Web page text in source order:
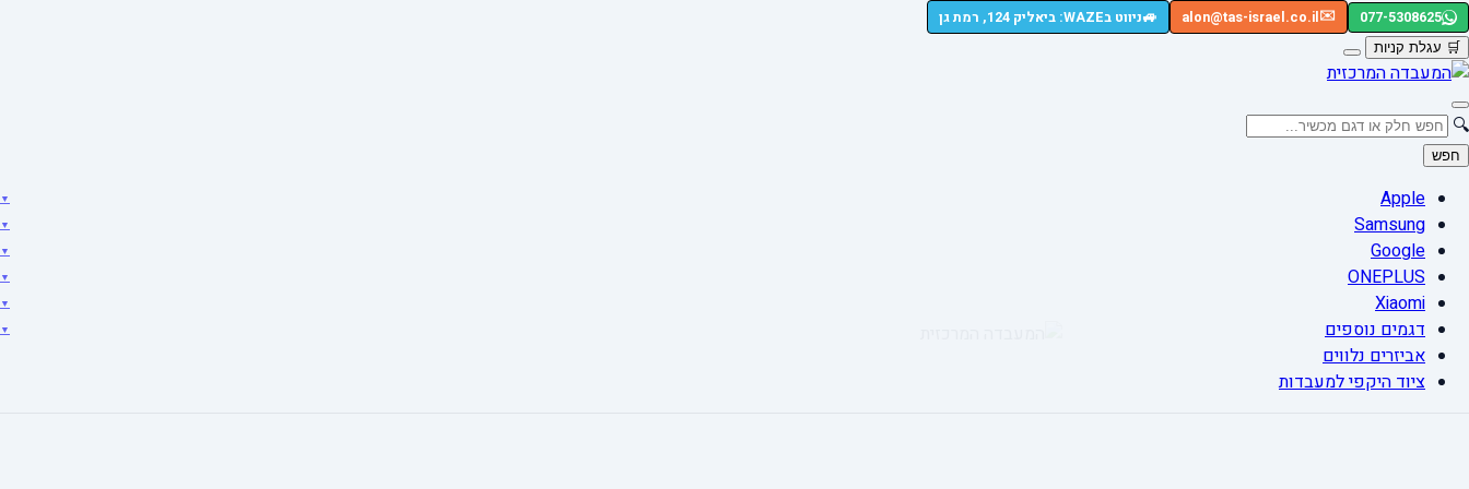
077-5308625
✉️
alon@tas-israel.co.il
🚙ניווט בWAZE: ביאליק 124, רמת גן
🛒 עגלת קניות
🔍
חפש
Apple
Samsung
Google
ONEPLUS
Xiaomi
דגמים נוספים
אביזרים נלווים
ציוד היקפי למעבדות